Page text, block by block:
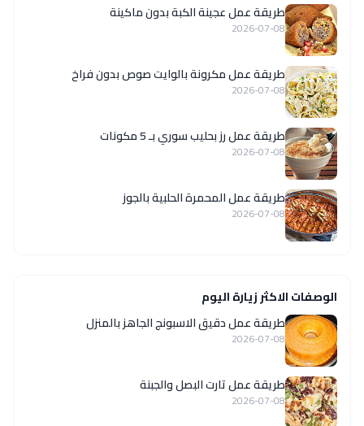
طريقة عمل عجينة الكبة بدون ماكينة
2026-07-08
طريقة عمل مكرونة بالوايت صوص بدون فراخ
2026-07-08
طريقة عمل رز بحليب سوري بـ 5 مكونات
2026-07-08
طريقة عمل المحمرة الحلبية بالجوز
2026-07-08
الوصفات الاكثر زيارة اليوم
طريقة عمل دقيق الاسبونج الجاهز بالمنزل
2026-07-08
طريقة عمل تارت البصل والجبنة
2026-07-08